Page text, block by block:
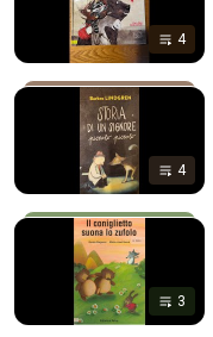
4
4
3